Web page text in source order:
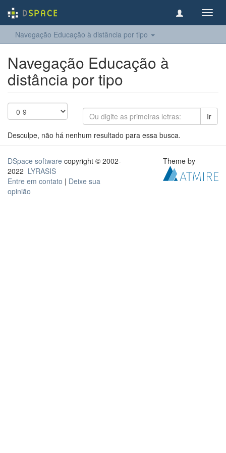
Navegação Educação à distância por tipo
Navegação Educação à
distância por tipo
Ir
Desculpe, não há nenhum resultado para essa busca.
DSpace software copyright © 2002-
2022 LYRASIS
Entre em contato | Deixe sua
opinião
Theme by